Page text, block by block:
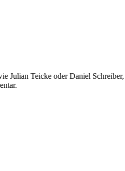
Julian Teicke oder Daniel